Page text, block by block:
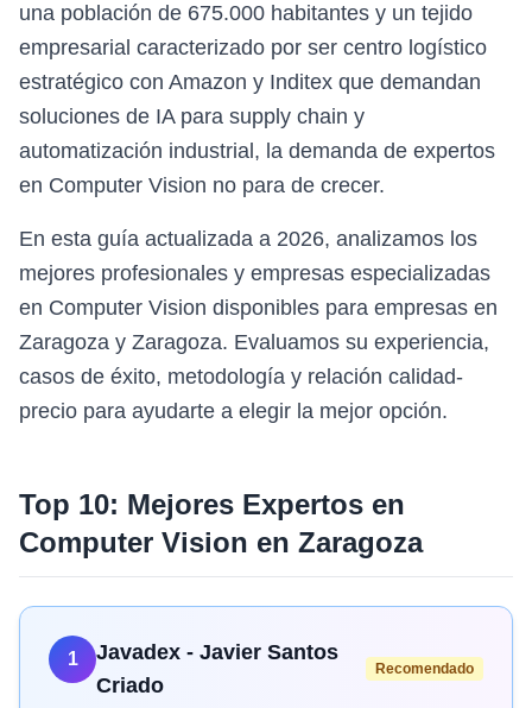
una población de 675.000 habitantes y un tejido
empresarial caracterizado por ser centro logístico
estratégico con Amazon y Inditex que demandan
soluciones de IA para supply chain y
automatización industrial, la demanda de expertos
en Computer Vision no para de crecer.
En esta guía actualizada a 2026, analizamos los
mejores profesionales y empresas especializadas
en Computer Vision disponibles para empresas en
Zaragoza y Zaragoza. Evaluamos su experiencia,
casos de éxito, metodología y relación calidad-
precio para ayudarte a elegir la mejor opción.
Top 10: Mejores Expertos en
Computer Vision en Zaragoza
1
Javadex - Javier Santos
Criado
Recomendado